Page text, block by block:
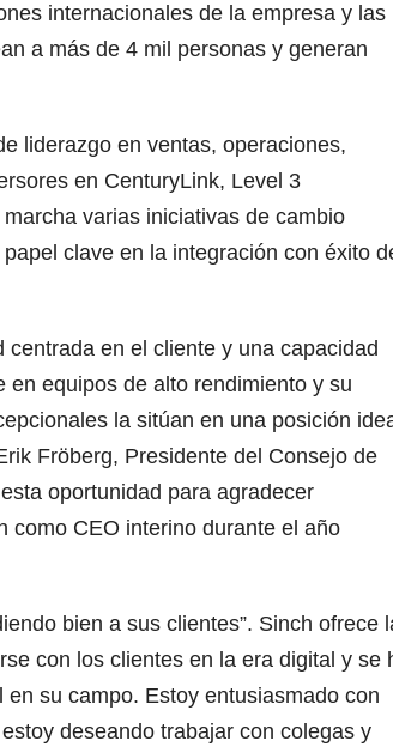
internacionales de la empresa y las
a más de 4 mil personas y generan
liderazgo en ventas, operaciones,
en CenturyLink, Level 3
varias iniciativas de cambio
clave en la integración con éxito
en el cliente y una capacidad
equipos de alto rendimiento y su
la sitúan en una posición
Fröberg, Presidente del Consejo de
oportunidad para agradecer
como CEO interino durante el año
bien a sus clientes”. Sinch ofrece
con los clientes en la era digital y se
su campo. Estoy entusiasmado con
deseando trabajar con colegas y